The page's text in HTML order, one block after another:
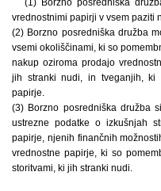
vrednostnimi papirji v vsem paziti
(2) Borzno posredniška družba
vsemi okoliščinami, ki so
nakup oziroma prodajo
jih stranki nudi, in tveganjih, ki
papirje.
(3) Borzno posredniška družba
ustrezne podatke o izkušnjah
papirje, njenih finančnih
vrednostne papirje, ki so
storitvami, ki jih stranki nudi.